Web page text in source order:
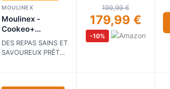
un rien de te…
MOULINEX
Moulinex -
Cookeo+
Multicuiseur
intelligent - 6 L -
DES REPAS SAINS ET
SAVOUREUX PRÊTS
199,99 €
179,99 €
-10%